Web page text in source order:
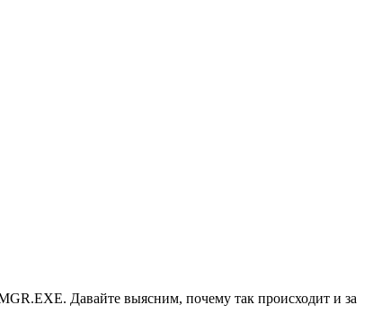
Давайте выясним, почему так происходит и за